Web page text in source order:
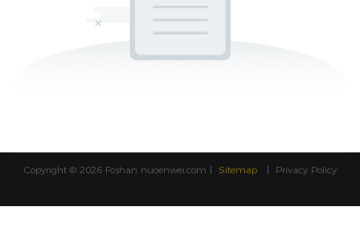
Copyright © 2026 Foshan nuoenwei.com | Sitemap | Privacy Policy